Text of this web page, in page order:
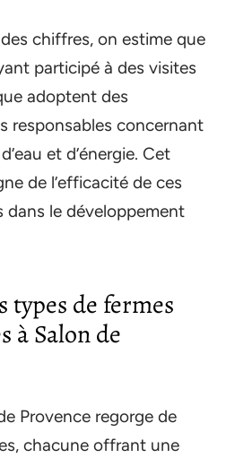
chiffres, on estime que
participé à des visites
adoptent des
responsables concernant
et d’énergie. Cet
de l’efficacité de ces
le développement
types de fermes
à Salon de
Provence regorge de
chacune offrant une